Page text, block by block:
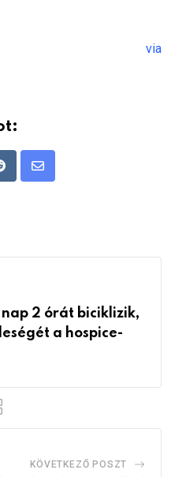
via
Share
2 órát biciklizik,
a hospice-
KÖVETKEZŐ POSZT